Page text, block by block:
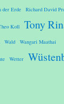
der Erde Richard David
Koll Tony
Wald Wangari Maathai
Wetter